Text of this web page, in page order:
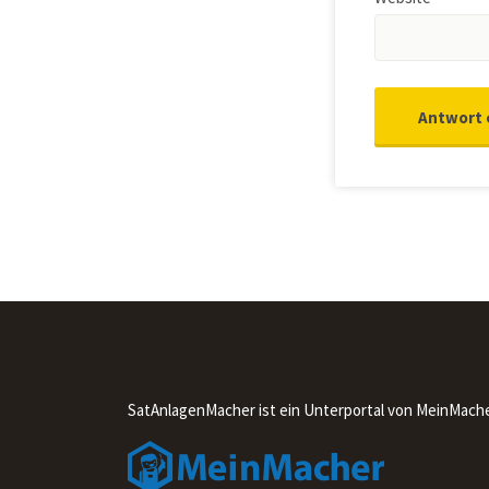
SatAnlagenMacher ist ein Unterportal von